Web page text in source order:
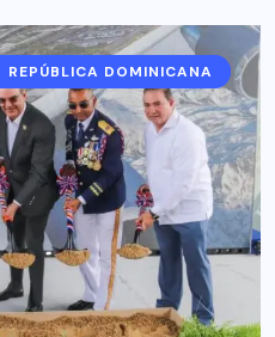
EVENTOS Y EXPOSICIONES
REPÚBLICA DOMINICANA